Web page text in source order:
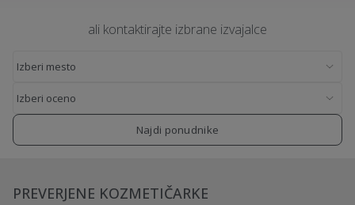
ali kontaktirajte izbrane izvajalce
Najdi ponudnike
PREVERJENE KOZMETIČARKE